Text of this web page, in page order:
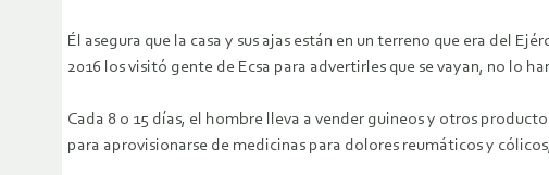
Él asegura que la casa y sus ajas están en un terreno que era del
2016 los visitó gente de Ecsa para advertirles que se vayan, no lo
Cada 8 o 15 días, el hombre lleva a vender guineos y otros
para aprovisionarse de medicinas para dolores reumáticos y